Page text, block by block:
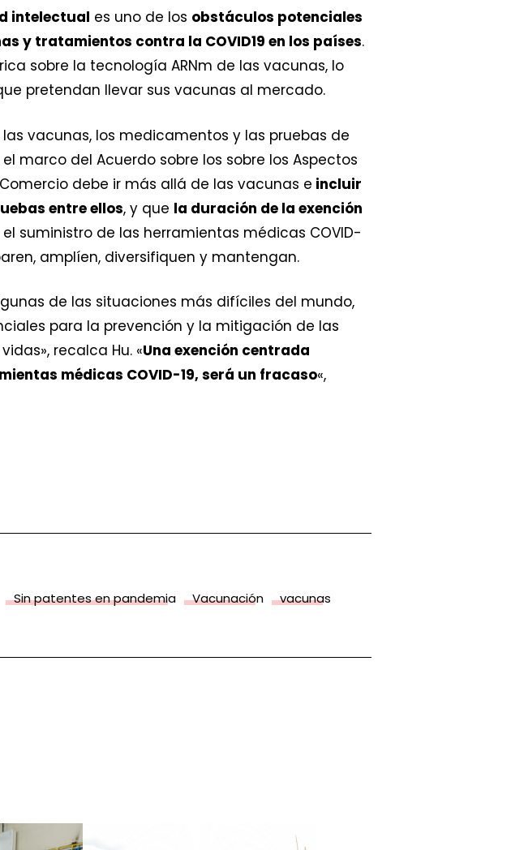
intelectual es uno de los obstáculos potenciales
y tratamientos contra la COVID19 en los países.
sobre la tecnología ARNm de las vacunas, lo
pretendan llevar sus vacunas al mercado.
vacunas, los medicamentos y las pruebas de
marco del Acuerdo sobre los sobre los Aspectos
debe ir más allá de las vacunas e incluir
entre ellos, y que la duración de la exención
suministro de las herramientas médicas COVID-
amplíen, diversifiquen y mantengan.
de las situaciones más difíciles del mundo,
para la prevención y la mitigación de las
recalca Hu. «Una exención centrada
médicas COVID-19, será un fracaso«,
Sin patentes en pandemia Vacunación vacunas